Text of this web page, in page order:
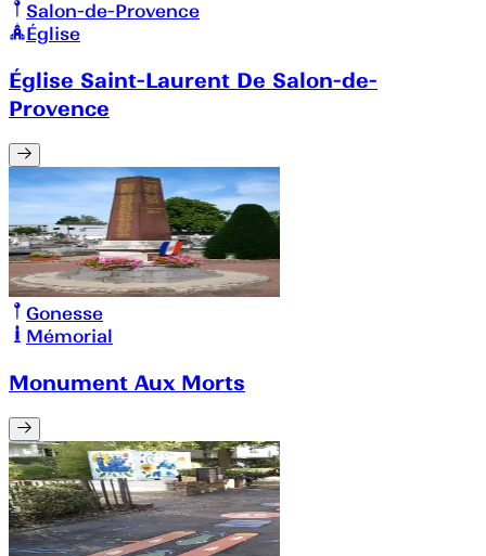
Salon-de-Provence
Église
Église Saint-Laurent De Salon-de-
Provence
Gonesse
Mémorial
Monument Aux Morts